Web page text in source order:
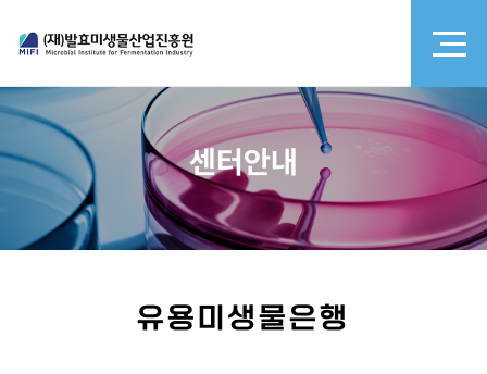
센터안내
유용미생물은행